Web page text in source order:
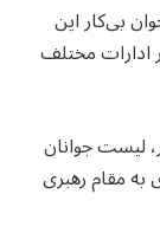
کمتر از دو سال، ۲۰ هزار جوان بی‌کار این
مختلف
لیست جوانان
مقام رهبری